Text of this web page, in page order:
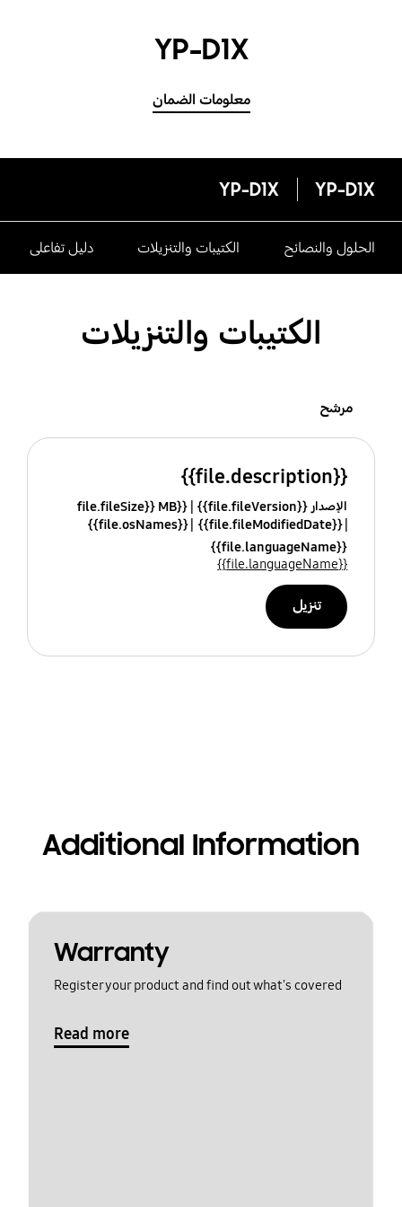
YP-D1X
معلومات الضمان
YP-D1X
YP-D1X
الحلول والنصائح الكتيبات والتنزيلات دليل تفاعلى
الكتيبات والتنزيلات
مرشح
{{file.description}}
الإصدار {{file.fileVersion}}
{{file.fileSize}} MB
{{file.fileModifiedDate}}
{{file.osNames}}
{{file.languageName}}
{{file.languageName}}
تنزيل
Additional Information
Warranty
Register your product and find out what's covered
Read more